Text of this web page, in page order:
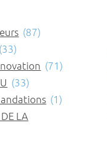
(87)
(33)
(71)
(33)
(1)
LA